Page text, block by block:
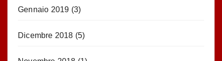
Gennaio 2019 (3)
Dicembre 2018 (5)